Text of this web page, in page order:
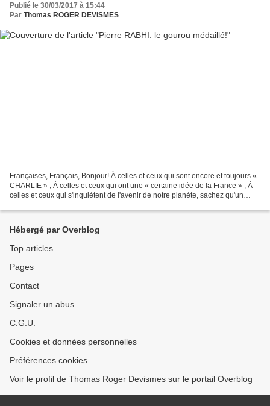
Publié le 30/03/2017 à 15:44
Par Thomas ROGER DEVISMES
Françaises, Français, Bonjour! À celles et ceux qui sont encore et toujours «
CHARLIE » , À celles et ceux qui ont une « certaine idée de la France » , À
celles et ceux qui s'inquiètent de l'avenir de notre planète, sachez qu'un
Hébergé par Overblog
Top articles
Pages
Contact
Signaler un abus
C.G.U.
Cookies et données personnelles
Préférences cookies
Voir le profil de Thomas Roger Devismes sur le portail Overblog